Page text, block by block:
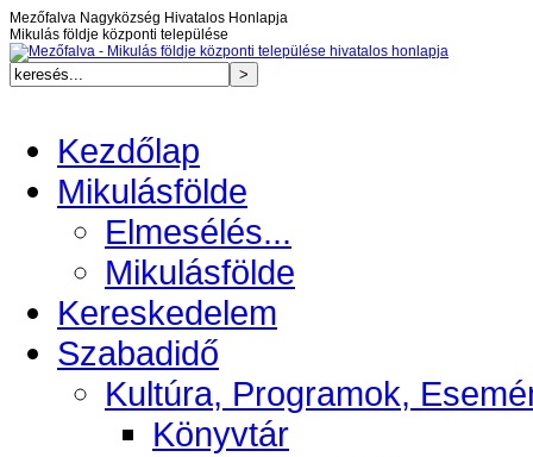
Mezőfalva Nagyközség Hivatalos Honlapja
Mikulás földje központi települése
Kezdőlap
Mikulásfölde
Elmesélés...
Mikulásfölde
Kereskedelem
Szabadidő
Kultúra, Programok,
Könyvtár